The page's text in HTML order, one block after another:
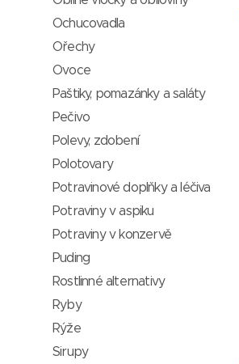
Ochucovadla
Ořechy
Ovoce
Paštiky, pomazánky a saláty
Pečivo
Polevy, zdobení
Polotovary
Potravinové doplňky a léčiva
Potraviny v aspiku
Potraviny v konzervě
Puding
Rostlinné alternativy
Ryby
Rýže
Sirupy